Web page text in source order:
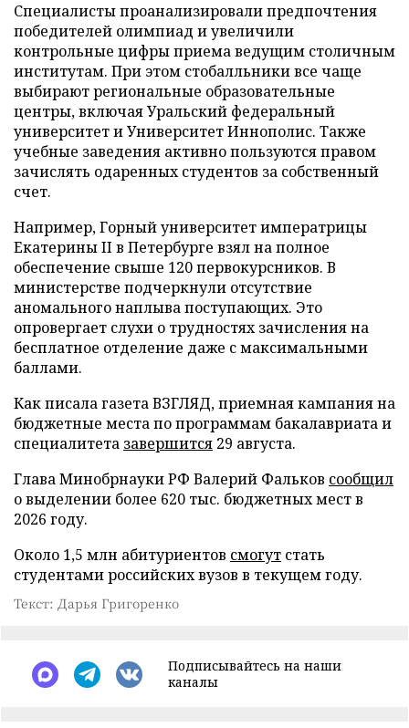
Специалисты проанализировали предпочтения
победителей олимпиад и увеличили
контрольные цифры приема ведущим столичным
институтам. При этом стобалльники все чаще
выбирают региональные образовательные
центры, включая Уральский федеральный
университет и Университет Иннополис. Также
учебные заведения активно пользуются правом
зачислять одаренных студентов за собственный
счет.
Например, Горный университет императрицы
Екатерины II в Петербурге взял на полное
обеспечение свыше 120 первокурсников. В
министерстве подчеркнули отсутствие
аномального наплыва поступающих. Это
опровергает слухи о трудностях зачисления на
бесплатное отделение даже с максимальными
баллами.
Как писала газета ВЗГЛЯД, приемная кампания на
бюджетные места по программам бакалавриата и
специалитета завершится 29 августа.
Глава Минобрнауки РФ Валерий Фальков сообщил
о выделении более 620 тыс. бюджетных мест в
2026 году.
Около 1,5 млн абитуриентов смогут стать
студентами российских вузов в текущем году.
Текст: Дарья Григоренко
Подписывайтесь на наши
каналы